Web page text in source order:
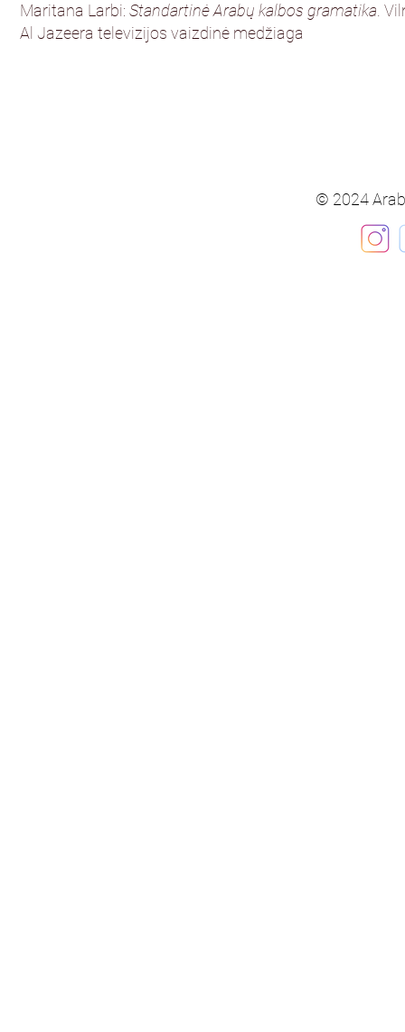
Maritana Larbi: Standartinė Arabų kalbos gramatika .
Al Jazeera televizijos vaizdinė medžiaga
© 2024